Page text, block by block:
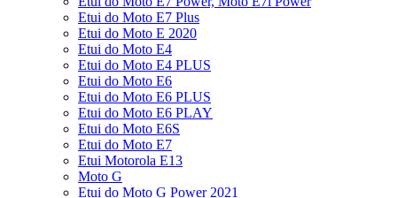
Etui do Moto E7 Plus
Etui do Moto E 2020
Etui do Moto E4
Etui do Moto E4 PLUS
Etui do Moto E6
Etui do Moto E6 PLUS
Etui do Moto E6 PLAY
Etui do Moto E6S
Etui do Moto E7
Etui Motorola E13
Moto G
Etui do Moto G Power 2021